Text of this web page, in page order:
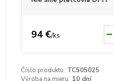
94 €/ks
Číslo produktu: TC505025
Výroba na mieru: 10 dní